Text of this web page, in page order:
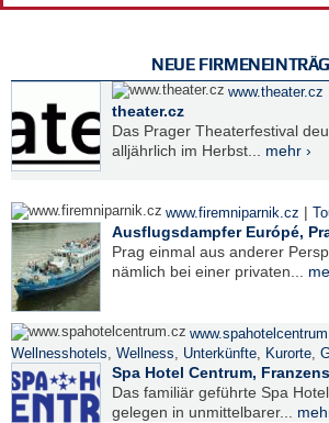
NEUE
www.theater.cz
theater.cz
Das Prager Theaterfestival
alljährlich im Herbst... mehr ›
www.firemniparnik.cz |
Ausflugsdampfer Európé,
Prag einmal aus anderer
nämlich bei einer privaten...
Wellnesshotels, Wellness, Unterkünfte, Kurorte,
Spa Hotel Centrum,
Das familiär geführte Spa
gelegen in unmittelbarer...